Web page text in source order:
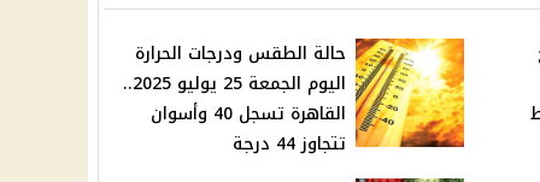
حالة الطقس ودرجات الحرارة
اليوم الجمعة 25 يوليو 2025..
القاهرة تسجل 40 وأسوان
تتجاوز 44 درجة